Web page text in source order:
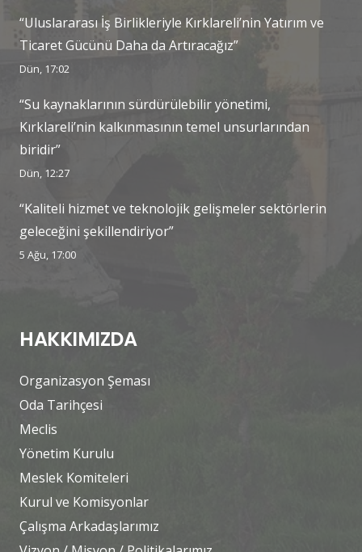
“Uluslararası İş Birlikleriyle Kırklareli’nin Yatırım ve
Ticaret Gücünü Daha da Artıracağız”
Dün, 17:02
“Su kaynaklarının sürdürülebilir yönetimi,
Kırklareli’nin kalkınmasının temel unsurlarından
biridir”
Dün, 12:27
“Kaliteli hizmet ve teknolojik gelişmeler sektörlerin
geleceğini şekillendiriyor”
5 Ağu, 17:00
HAKKIMIZDA
Organizasyon Şeması
Oda Tarihçesi
Meclis
Yönetim Kurulu
Meslek Komiteleri
Kurul ve Komisyonlar
Çalışma Arkadaşlarımız